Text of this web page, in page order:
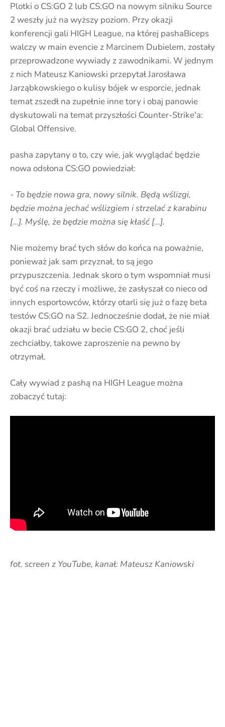
Plotki o CS:GO 2 lub CS:GO na nowym silniku Source
2 weszły już na wyższy poziom. Przy okazji
konferencji gali HIGH League, na której pashaBiceps
walczy w main evencie z Marcinem Dubielem, zostały
przeprowadzone wywiady z zawodnikami. W jednym
z nich Mateusz Kaniowski przepytał Jarosława
Jarząbkowskiego o kulisy bójek w esporcie, jednak
temat zszedł na zupełnie inne tory i obaj panowie
dyskutowali na temat przyszłości Counter-Strike'a:
Global Offensive.
pasha zapytany o to, czy wie, jak wyglądać będzie
nowa odsłona CS:GO powiedział:
- To będzie nowa gra, nowy silnik. Będą wślizgi,
będzie można jechać wślizgiem i strzelać z karabinu
[...]. Myślę, że będzie można się kłaść [...].
Nie możemy brać tych słów do końca na poważnie,
ponieważ jak sam przyznał, to są jego
przypuszczenia. Jednak skoro o tym wspomniał musi
być coś na rzeczy i możliwe, że zasłyszał co nieco od
innych esportowców, którzy otarli się już o fazę beta
testów CS:GO na S2. Jednocześnie dodał, że nie miał
okazji brać udziału w becie CS:GO 2, choć jeśli
zechciałby, takowe zaproszenie na pewno by
otrzymał.
Cały wywiad z pashą na HIGH League można
zobaczyć tutaj:
fot. screen z YouTube, kanał: Mateusz Kaniowski